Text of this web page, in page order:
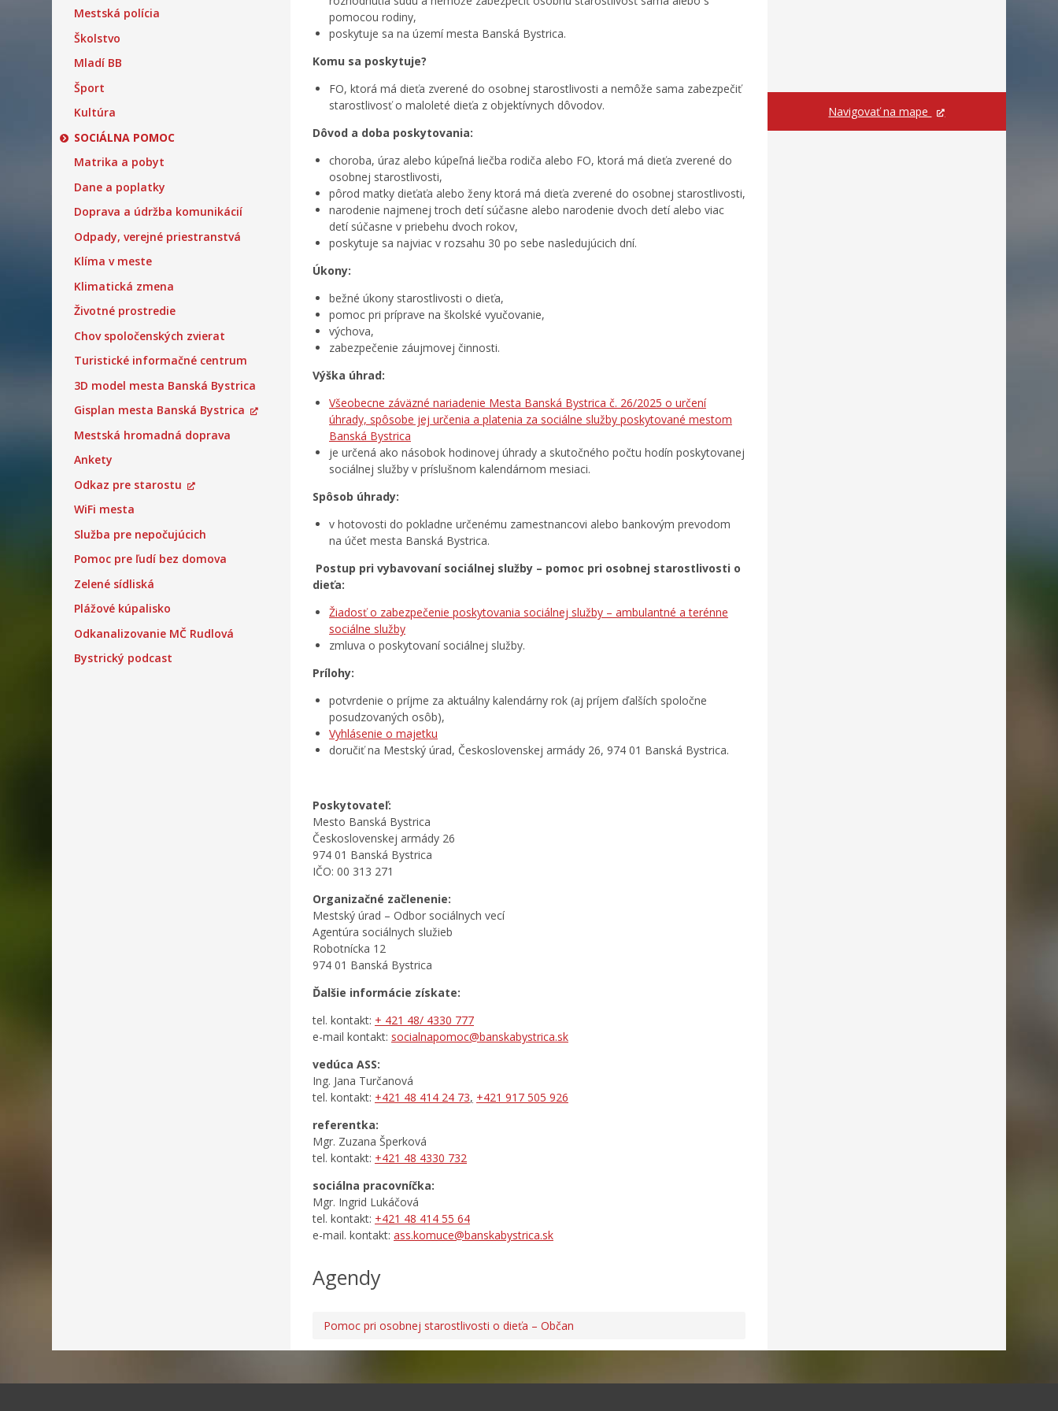
Mestská polícia
Školstvo
Mladí BB
Šport
Kultúra
SOCIÁLNA POMOC
Matrika a pobyt
Dane a poplatky
Doprava a údržba komunikácií
Odpady, verejné priestranstvá
Klíma v meste
Klimatická zmena
Životné prostredie
Chov spoločenských zvierat
Turistické informačné centrum
3D model mesta Banská Bystrica
Gisplan mesta Banská Bystrica
Mestská hromadná doprava
Ankety
Odkaz pre starostu
WiFi mesta
Služba pre nepočujúcich
Pomoc pre ľudí bez domova
Zelené sídliská
Plážové kúpalisko
Odkanalizovanie MČ Rudlová
Bystrický podcast
pomocou rodiny,
poskytuje sa na území mesta Banská Bystrica.
Komu sa poskytuje?
FO, ktorá má dieťa zverené do osobnej starostlivosti a nemôže sama zabezpečiť
starostlivosť o maloleté dieťa z objektívnych dôvodov.
Dôvod a doba poskytovania:
choroba, úraz alebo kúpeľná liečba rodiča alebo FO, ktorá má dieťa zverené do
osobnej starostlivosti,
pôrod matky dieťaťa alebo ženy ktorá má dieťa zverené do osobnej starostlivosti,
narodenie najmenej troch detí súčasne alebo narodenie dvoch detí alebo viac
detí súčasne v priebehu dvoch rokov,
poskytuje sa najviac v rozsahu 30 po sebe nasledujúcich dní.
Úkony:
bežné úkony starostlivosti o dieťa,
pomoc pri príprave na školské vyučovanie,
výchova,
zabezpečenie záujmovej činnosti.
Výška úhrad:
Všeobecne záväzné nariadenie Mesta Banská Bystrica č. 26/2025 o určení
úhrady, spôsobe jej určenia a platenia za sociálne služby poskytované mestom
Banská Bystrica
je určená ako násobok hodinovej úhrady a skutočného počtu hodín poskytovanej
sociálnej služby v príslušnom kalendárnom mesiaci.
Spôsob úhrady:
v hotovosti do pokladne určenému zamestnancovi alebo bankovým prevodom
na účet mesta Banská Bystrica.
Postup pri vybavovaní sociálnej služby – pomoc pri osobnej starostlivosti o
dieťa:
Žiadosť o zabezpečenie poskytovania sociálnej služby – ambulantné a terénne
sociálne služby
zmluva o poskytovaní sociálnej služby.
Prílohy:
potvrdenie o príjme za aktuálny kalendárny rok (aj príjem ďalších spoločne
posudzovaných osôb),
Vyhlásenie o majetku
doručiť na Mestský úrad, Československej armády 26, 974 01 Banská Bystrica.
Poskytovateľ:
Mesto Banská Bystrica
Československej armády 26
974 01 Banská Bystrica
IČO: 00 313 271
Organizačné začlenenie:
Mestský úrad – Odbor sociálnych vecí
Agentúra sociálnych služieb
Robotnícka 12
974 01 Banská Bystrica
Ďalšie informácie získate:
tel. kontakt: + 421 48/ 4330 777
e-mail kontakt: socialnapomoc@banskabystrica.sk
vedúca ASS:
Ing. Jana Turčanová
tel. kontakt: +421 48 414 24 73, +421 917 505 926
referentka:
Mgr. Zuzana Šperková
tel. kontakt: +421 48 4330 732
sociálna pracovníčka:
Mgr. Ingrid Lukáčová
tel. kontakt: +421 48 414 55 64
e-mail. kontakt: ass.komuce@banskabystrica.sk
Agendy
Pomoc pri osobnej starostlivosti o dieťa – Občan
Navigovať na mape